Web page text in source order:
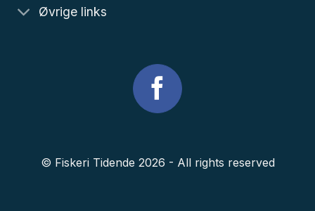
Øvrige links
© Fiskeri Tidende 2026 - All rights reserved